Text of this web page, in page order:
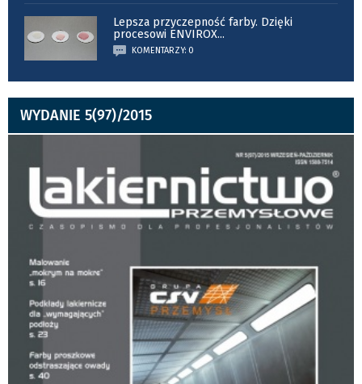
Lepsza przyczepność farby. Dzięki
procesowi ENVIROX...
KOMENTARZY: 0
WYDANIE 5(97)/2015